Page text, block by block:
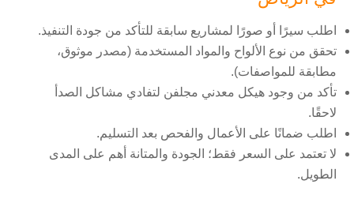
اطلب سيرًا أو صورًا لمشاريع سابقة للتأكد من جودة التنفيذ.
تحقق من نوع الألواح والمواد المستخدمة (مصدر موثوق،
مطابقة للمواصفات).
تأكد من وجود هيكل معدني مجلفن لتفادي مشاكل الصدأ
لاحقًا.
اطلب ضمانًا على الأعمال والفحص بعد التسليم.
لا تعتمد على السعر فقط؛ الجودة والمتانة أهم على المدى
الطويل.